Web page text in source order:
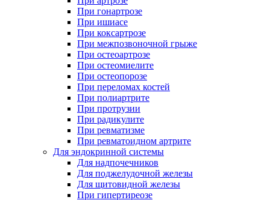
При гонартрозе
При ишиасе
При коксартрозе
При межпозвоночной грыже
При остеоартрозе
При остеомиелите
При остеопорозе
При переломах костей
При полиартрите
При протрузии
При радикулите
При ревматизме
При ревматоидном артрите
Для эндокринной системы
Для надпочечников
Для поджелудочной железы
Для щитовидной железы
При гипертиреозе